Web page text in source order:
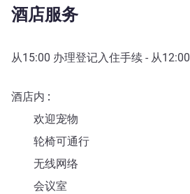
酒店服务
从15:00 办理登记入住手续 - 从12:00
酒店内
欢迎宠物
轮椅可通行
无线网络
会议室